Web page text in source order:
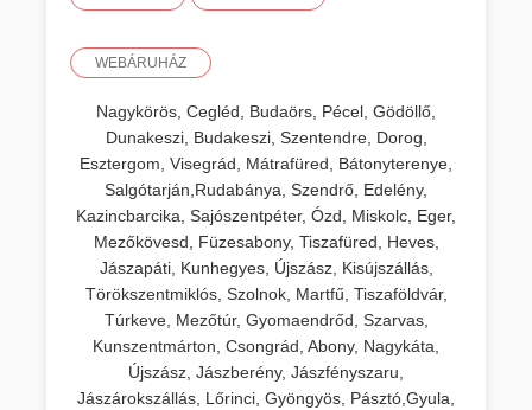
WEBÁRUHÁZ
Nagykörös, Cegléd, Budaörs, Pécel, Gödöllő,
Dunakeszi, Budakeszi, Szentendre, Dorog,
Esztergom, Visegrád, Mátrafüred, Bátonyterenye,
Salgótarján,Rudabánya, Szendrő, Edelény,
Kazincbarcika, Sajószentpéter, Ózd, Miskolc, Eger,
Mezőkövesd, Füzesabony, Tiszafüred, Heves,
Jászapáti, Kunhegyes, Újszász, Kisújszállás,
Törökszentmiklós, Szolnok, Martfű, Tiszaföldvár,
Túrkeve, Mezőtúr, Gyomaendrőd, Szarvas,
Kunszentmárton, Csongrád, Abony, Nagykáta,
Újszász, Jászberény, Jászfényszaru,
Jászárokszállás, Lőrinci, Gyöngyös, Pásztó,Gyula,